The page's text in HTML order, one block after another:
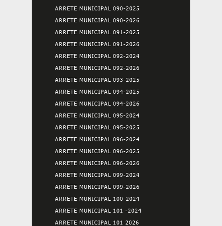
ARRETE MUNICIPAL 090-2025
ARRETE MUNICIPAL 090-2026
ARRETE MUNICIPAL 091-2025
ARRETE MUNICIPAL 091-2026
ARRETE MUNICIPAL 092-2024
ARRETE MUNICIPAL 092-2026
ARRETE MUNICIPAL 093-2025
ARRETE MUNICIPAL 094-2025
ARRETE MUNICIPAL 094-2026
ARRETE MUNICIPAL 095-2024
ARRETE MUNICIPAL 095-2025
ARRETE MUNICIPAL 096-2024
ARRETE MUNICIPAL 096-2025
ARRETE MUNICIPAL 096-2026
ARRETE MUNICIPAL 099-2024
ARRETE MUNICIPAL 099-2026
ARRETE MUNICIPAL 100-2024
ARRETE MUNICIPAL 101 -2024
ARRETE MUNICIPAL 101 2026